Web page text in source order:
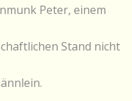
Peter, einem
Stand nicht